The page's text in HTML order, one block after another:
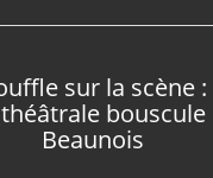
sur la scène
bouscule
Beaunois